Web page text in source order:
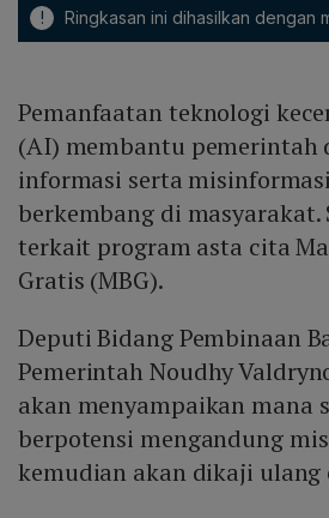
! Ringkasan ini dihasilkan dengan
Pemanfaatan teknologi
(AI) membantu pemerintah
informasi serta
berkembang di masyarakat.
terkait program asta cita
Gratis (MBG).
Deputi Bidang Pembinaan
Pemerintah Noudhy
akan menyampaikan mana
berpotensi mengandung
kemudian akan dikaji ulang